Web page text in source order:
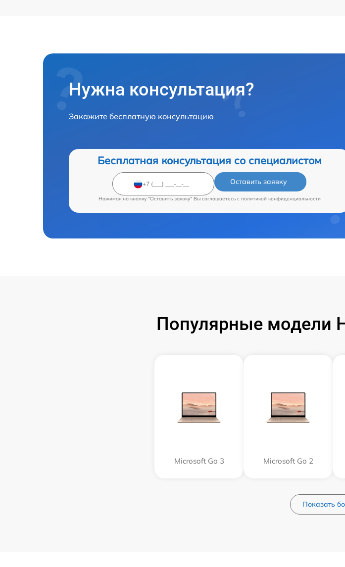
Нужна консультация?
Закажите бесплатную консультацию
Бесплатная консультация со специалистом
Оставить заявку
Нажимая на кнопку "Оставить заявку" Вы соглашаетесь c политикой конфиденциальности
Популярные модели
Microsoft Go 3 Microsoft Go 2
Показать